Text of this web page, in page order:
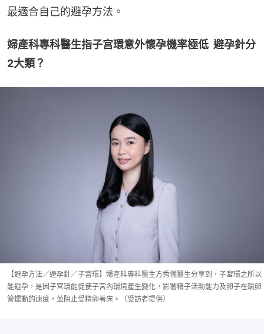
最適合自己的避孕方法。
婦產科專科醫生指子宫環意外懷孕機率極低  避孕針分
2大類？
【避孕方法／避孕針／子宫環】婦產科專科醫生方秀儀醫生分享到，子宮環之所以
能避孕，是因子宮環能促使子宮內環境產生變化，影響精子活動能力及卵子在輸卵
管蠕動的速度，並阻止受精卵著床。（受訪者提供）